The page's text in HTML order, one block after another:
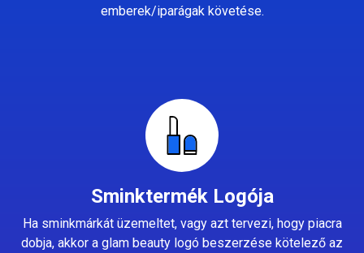
emberek/iparágak követése.
Sminktermék Logója
Ha sminkmárkát üzemeltet, vagy azt tervezi, hogy piacra
dobja, akkor a glam beauty logó beszerzése kötelező az